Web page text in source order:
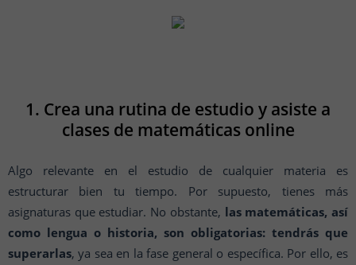
1. Crea una rutina de estudio y asiste a
clases de matemáticas online
Algo relevante en el estudio de cualquier materia es
estructurar bien tu tiempo. Por supuesto, tienes más
asignaturas que estudiar. No obstante, las matemáticas, así
como lengua o historia, son obligatorias: tendrás que
superarlas, ya sea en la fase general o específica. Por ello, es